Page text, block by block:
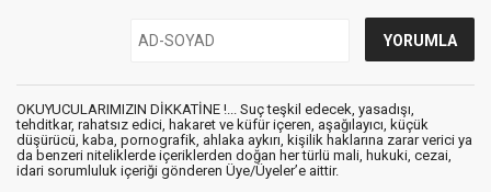
OKUYUCULARIMIZIN DİKKATİNE !... Suç teşkil edecek, yasadışı,
tehditkar, rahatsız edici, hakaret ve küfür içeren, aşağılayıcı, küçük
düşürücü, kaba, pornografik, ahlaka aykırı, kişilik haklarına zarar verici ya
da benzeri niteliklerde içeriklerden doğan her türlü mali, hukuki, cezai,
idari sorumluluk içeriği gönderen Üye/Üyeler’e aittir.